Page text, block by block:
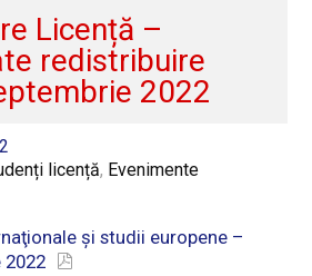
Licență –
redistribuire
2022
licență, Evenimente
şi studii europene –
2022